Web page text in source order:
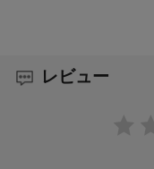
ボールヘッド耐荷重
レビュー